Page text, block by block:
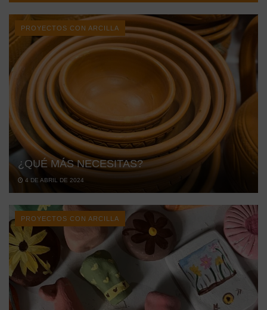
PROYECTOS CON ARCILLA
¿QUÉ MÁS NECESITAS?
4 DE ABRIL DE 2024
PROYECTOS CON ARCILLA